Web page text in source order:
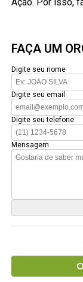
Ação. Por isso,
FAÇA UM
Digite seu nome
Digite seu email
Digite seu telefone
Mensagem